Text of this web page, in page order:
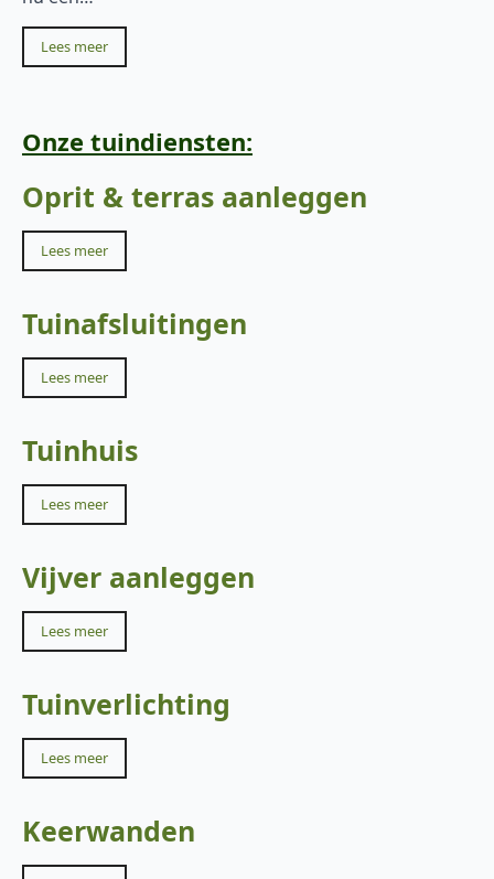
Lees meer
Onze tuindiensten:
Oprit & terras aanleggen
Lees meer
Tuinafsluitingen
Lees meer
Tuinhuis
Lees meer
Vijver aanleggen
Lees meer
Tuinverlichting
Lees meer
Keerwanden